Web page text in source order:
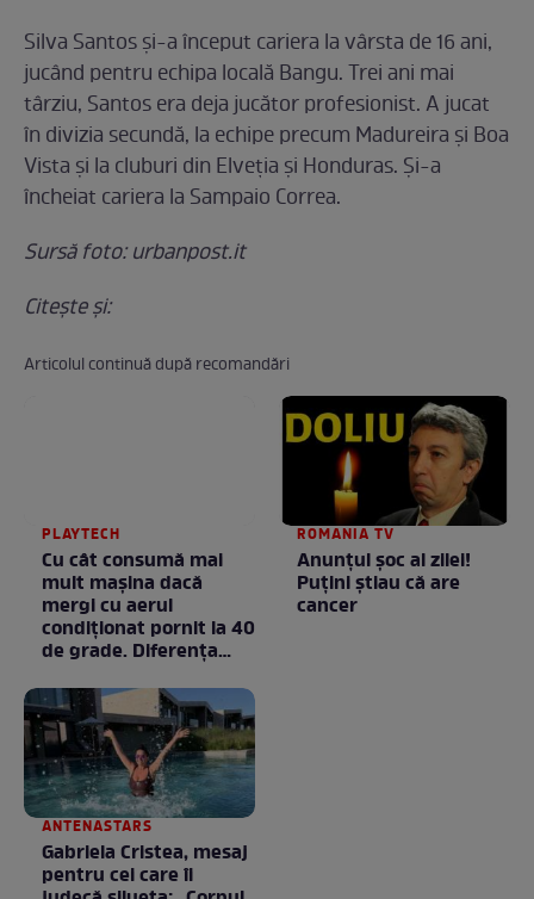
Silva Santos și-a început cariera la vârsta de 16 ani,
jucând pentru echipa locală Bangu. Trei ani mai
târziu, Santos era deja jucător profesionist. A jucat
în divizia secundă, la echipe precum Madureira și Boa
Vista și la cluburi din Elveția și Honduras. Și-a
încheiat cariera la Sampaio Correa.
Sursă foto: urbanpost.it
Citeşte şi:
Articolul continuă după recomandări
PLAYTECH
Cu cât consumă mai
mult mașina dacă
mergi cu aerul
condiționat pornit la 40
de grade. Diferența
decât crezi
ROMANIA TV
Anunţul şoc al zilei!
Puţini ştiau că are
cancer
ANTENASTARS
Gabriela Cristea, mesaj
pentru cei care îi